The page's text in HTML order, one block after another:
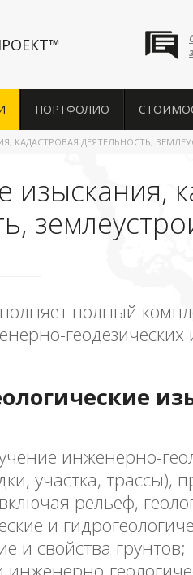
ПОРТФОЛИО
КАДАСТРОВАЯ ДЕЯТЕЛЬНОСТЬ,
полный
геодезических
инженерно-
участка, трассы),
рельеф,
и
и свойства грунтов;
инженерно-